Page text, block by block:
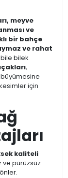
meyve
ve
bir bahçe
ve rahat
bilek
,
için
kaliteli
ve pürüzsüz